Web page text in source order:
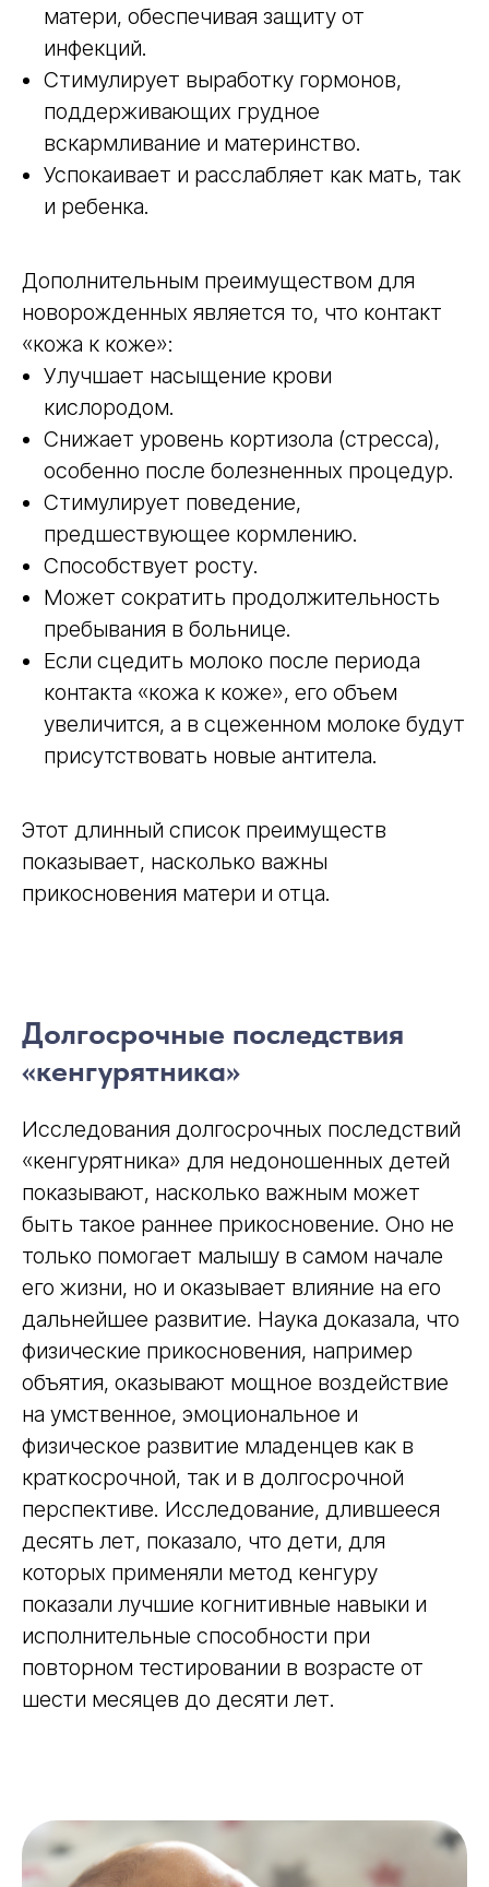
матери, обеспечивая защиту от
инфекций.
Стимулирует выработку гормонов,
поддерживающих грудное
вскармливание и материнство.
Успокаивает и расслабляет как мать, так
и ребенка.
Дополнительным преимуществом для
новорожденных является то, что контакт
«кожа к коже»:
Улучшает насыщение крови
кислородом.
Снижает уровень кортизола (стресса),
особенно после болезненных процедур.
Стимулирует поведение,
предшествующее кормлению.
Способствует росту.
Может сократить продолжительность
пребывания в больнице.
Если сцедить молоко после периода
контакта «кожа к коже», его объем
увеличится, а в сцеженном молоке будут
присутствовать новые антитела.
Этот длинный список преимуществ
показывает, насколько важны
прикосновения матери и отца.
Долгосрочные последствия
«кенгурятника»
Исследования долгосрочных последствий
«кенгурятника» для недоношенных детей
показывают, насколько важным может
быть такое раннее прикосновение. Оно не
только помогает малышу в самом начале
его жизни, но и оказывает влияние на его
дальнейшее развитие. Наука доказала, что
физические прикосновения, например
объятия, оказывают мощное воздействие
на умственное, эмоциональное и
физическое развитие младенцев как в
краткосрочной, так и в долгосрочной
перспективе. Исследование, длившееся
десять лет, показало, что дети, для
которых применяли метод кенгуру
показали лучшие когнитивные навыки и
исполнительные способности при
повторном тестировании в возрасте от
шести месяцев до десяти лет.